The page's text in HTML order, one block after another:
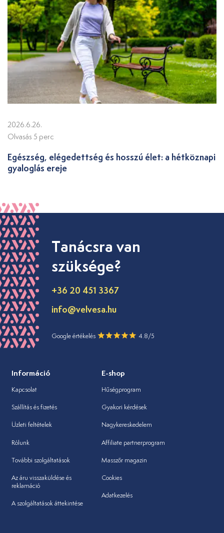
2026.6.26.
Olvasás 5 perc
Egészség, elégedettség és hosszú élet: a hétköznapi
gyaloglás ereje
Tanácsra van
szüksége?
+36 20 451 3367
info@velvesa.hu
Google értékelés 4.8/5
Információ
Kapcsolat
Szállítás és fizetés
Üzleti feltételek
Rólunk
További szolgáltatások
Az áru visszaküldése és
reklamáció
A szolgáltatások áttekintése
E-shop
Hűségprogram
Gyakori kérdések
Nagykereskedelem
Affiliate partnerprogram
Masszőr magazin
Cookies
Adatkezelés